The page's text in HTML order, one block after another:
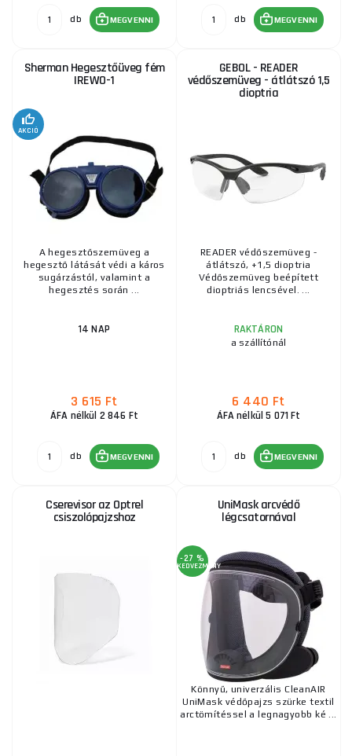
db MEGVENNI db MEGVENNI
Sherman Hegesztőüveg fém
IREWO-1
AKCIÓ
A hegesztőszemüveg a
hegesztő látását védi a káros
sugárzástól, valamint a
hegesztés során ...
14 NAP
3 615 Ft
ÁFA nélkül 2 846 Ft
db MEGVENNI
GEBOL - READER
védőszemüveg - átlátszó 1,5
dioptria
READER védőszemüveg -
átlátszó, +1,5 dioptria
Védőszemüveg beépített
dioptriás lencsével. ...
RAKTÁRON
a szállítónál
6 440 Ft
ÁFA nélkül 5 071 Ft
db MEGVENNI
Cserevisor az Optrel
csiszolópajzshoz
UniMask arcvédő
légcsatornával
-27 %
KEDVEZMÉNY
Könnyű, univerzális CleanAIR
UniMask védőpajzs szürke textil
arctömítéssel a legnagyobb ké ...